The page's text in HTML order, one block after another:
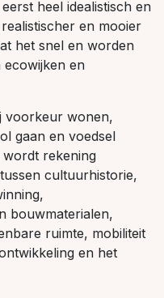
heel idealistisch en
en mooier
het snel en worden
ecowijken en
voorkeur wonen,
gaan en voedsel
rekening
cultuurhistorie,
bouwmaterialen,
ruimte, mobiliteit
en het